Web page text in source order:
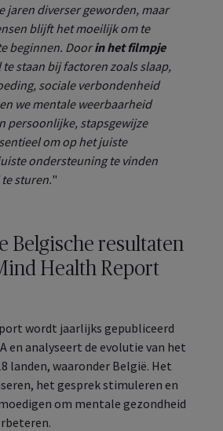
jaren diverser geworden, maar
blijft het moeilijk om te
beginnen. Doorin het filmpje
te staan bij factoren zoals slaap,
sociale verbondenheid
we mentale weerbaarheid
persoonlijke, stapsgewijze
om op het juiste
ondersteuning te vinden
sturen."
Belgische resultaten
Health Report
wordt jaarlijks gepubliceerd
en analyseert de evolutie van het
landen, waaronder België. Het
het gesprek stimuleren en
om mentale gezondheid